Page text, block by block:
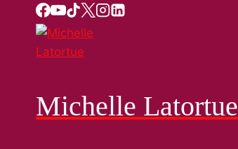
contenu
Michelle Latortue